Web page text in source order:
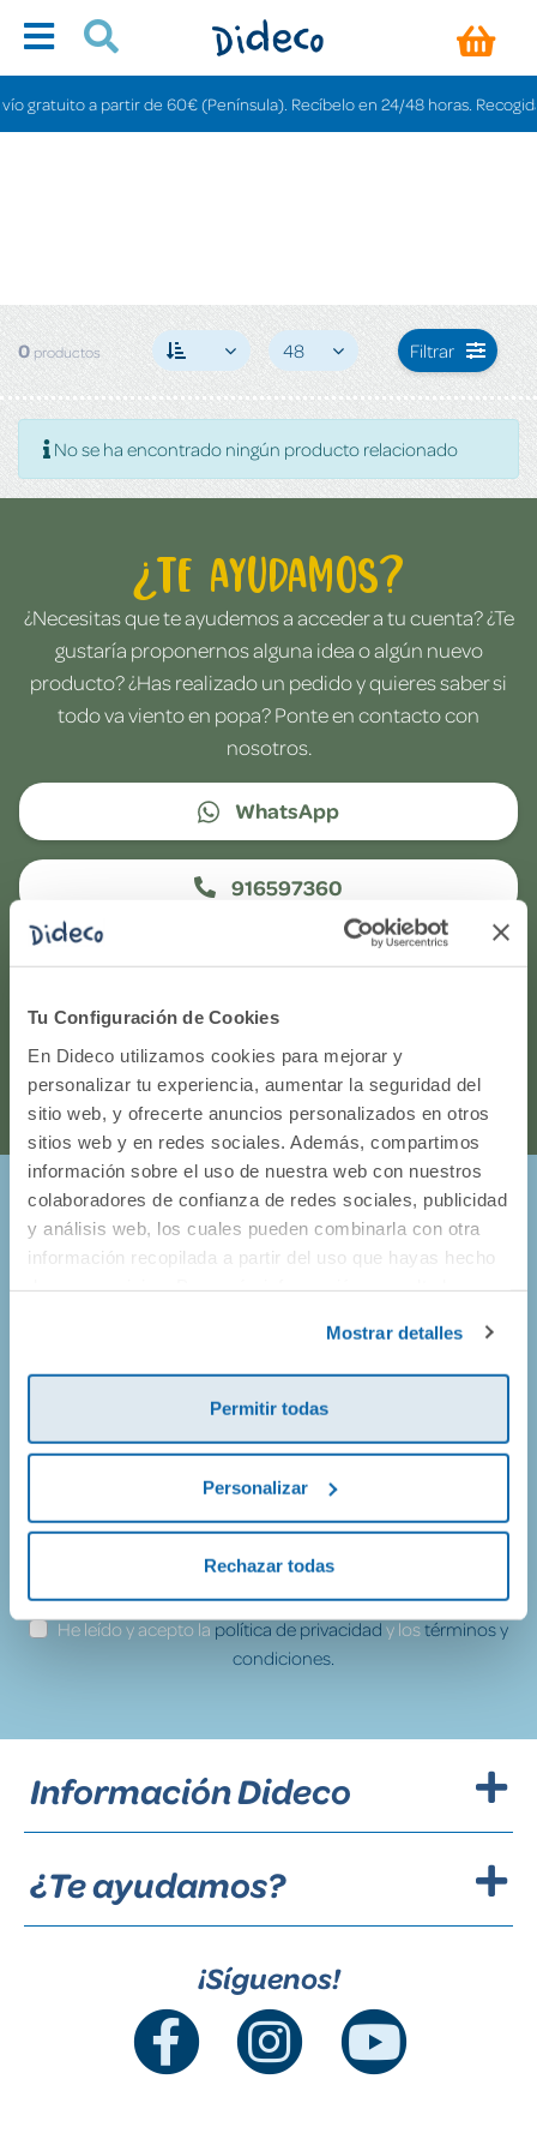
Tu Configuración de Cookies
En Dideco utilizamos cookies para mejorar y
personalizar tu experiencia, aumentar la seguridad del
sitio web, y ofrecerte anuncios personalizados en otros
sitios web y en redes sociales. Además, compartimos
información sobre el uso de nuestra web con nuestros
colaboradores de confianza de redes sociales, publicidad
y análisis web, los cuales pueden combinarla con otra
información recopilada a partir del uso que hayas hecho
Mostrar detalles
Permitir todas
Personalizar
Rechazar todas
gratuito a partir de 60€ (Península). Recíbelo en 24/48 horas. Recogida
0productos 48 Filtrar
No se ha encontrado ningún producto relacionado
¿Te ayudamos?
¿Necesitas que te ayudemos a acceder a tu cuenta? ¿Te
gustaría proponernos alguna idea o algún nuevo
producto? ¿Has realizado un pedido y quieres saber si
todo va viento en popa? Ponte en contacto con
nosotros.
WhatsApp
916597360
Correo electrónico
Horario de atención telefónica: de Lunes a Viernes, de
9:00h a 17:00h.
¡Entérate de todo lo que pasa en
Dideco!
Prometemos no llenarte el buzón de correos, así que solo
vamos a enviarte mails de promociones geniales, de
productos nuevos y alguna que otra sorpresa.
¡Apúntate!
He leído y acepto lapolítica de privacidady lostérminos y
condiciones.
Información Dideco
¿Te ayudamos?
¡Síguenos!